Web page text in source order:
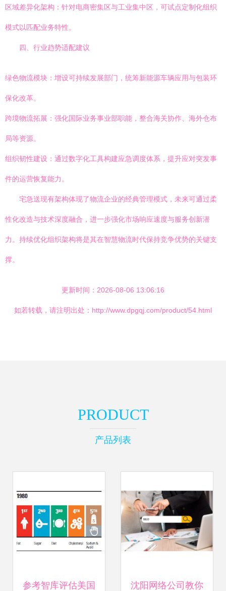
区域差异化架构：针对电商密集区与工业集中区，可试点定制化组织
模式以匹配业务特性。
四、行业趋势适配建议
绿色物流模块：增设可持续发展部门，统筹新能源车辆应用与包装环
保化改革。
跨境物流拓展：强化国际业务事业部职能，整合海关协作、海外仓布
局等资源。
组织韧性建设：通过数字化工具构建应急调度体系，提升应对突发事
件的运营恢复能力。
宅急送现有架构体现了物流企业的经典管理模式，未来可通过柔
性化改造与技术深度融合，进一步强化市场响应速度与服务创新潜
力。持续优化组织架构将是其在智慧物流时代保持竞争优势的关键支
撑。
更新时间：2026-08-06 13:06:16
如若转载，请注明出处：http://www.dpgqj.com/product/54.html
PRODUCT
产品列表
参考智库评估美国 沈阳网络公司教你